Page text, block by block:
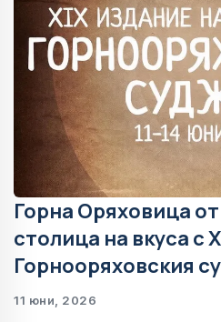
Горна Оряховица
столица на вкуса с
Горнооряховския
11 юни, 2026